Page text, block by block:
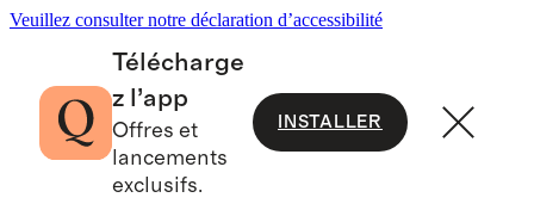
Veuillez consulter notre déclaration d’accessibilité
Télécharge
z l’app
Offres et
lancements
exclusifs.
INSTALLER